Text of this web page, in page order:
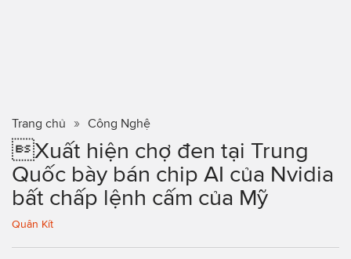
Trang chủ Công Nghệ
Xuất hiện chợ đen tại Trung
Quốc bày bán chip AI của Nvidia
bất chấp lệnh cấm của Mỹ
Quân Kít